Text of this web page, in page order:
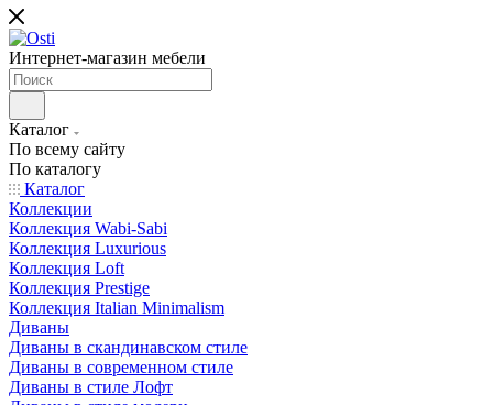
Интернет-магазин мебели
Каталог
По всему сайту
По каталогу
Каталог
Коллекции
Коллекция Wabi-Sabi
Коллекция Luxurious
Коллекция Loft
Коллекция Prestige
Коллекция Italian Minimalism
Диваны
Диваны в скандинавском стиле
Диваны в современном стиле
Диваны в стиле Лофт